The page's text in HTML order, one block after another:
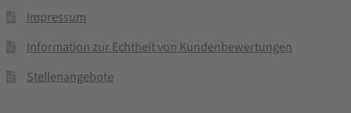
Impressum
Information zur Echtheit von Kundenbewertungen
Stellenangebote